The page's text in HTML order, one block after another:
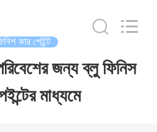
কার পেইন্ট
জন্য ব্লু ফিনিস
মাধ্যমে